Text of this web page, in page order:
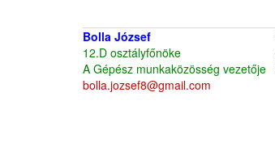
Bolla József
12.D osztályfőnöke
A Gépész munkaközösség vezetője
bolla.jozsef8@gmail.com